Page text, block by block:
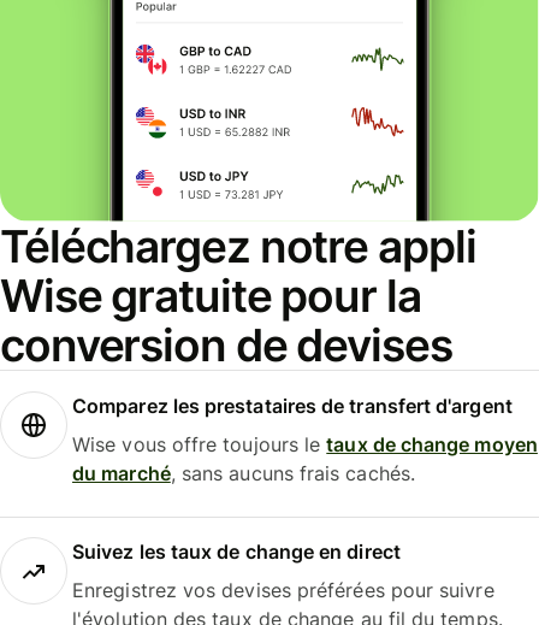
Téléchargez notre appli
Wise gratuite pour la
conversion de devises
Comparez les prestataires de transfert d'argent
Wise vous offre toujours letaux de change moyen
du marché, sans aucuns frais cachés.
Suivez les taux de change en direct
Enregistrez vos devises préférées pour suivre
l'évolution des taux de change au fil du temps.